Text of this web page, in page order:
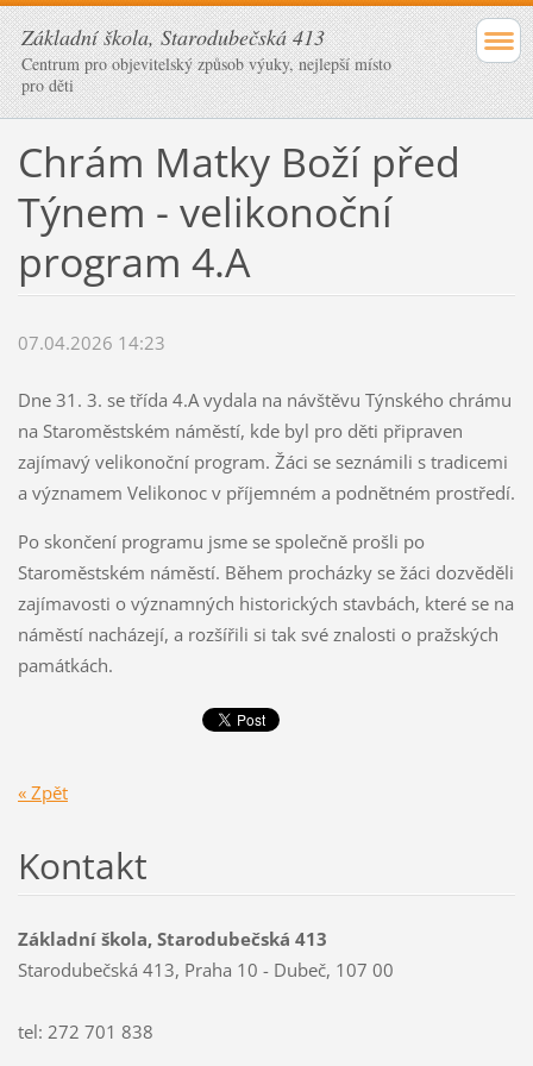
Základní škola, Starodubečská 413
Centrum pro objevitelský způsob výuky, nejlepší místo
pro děti
Chrám Matky Boží před
Týnem - velikonoční
program 4.A
07.04.2026 14:23
Dne 31. 3. se třída 4.A vydala na návštěvu Týnského chrámu
na Staroměstském náměstí, kde byl pro děti připraven
zajímavý velikonoční program. Žáci se seznámili s tradicemi
a významem Velikonoc v příjemném a podnětném prostředí.
Po skončení programu jsme se společně prošli po
Staroměstském náměstí. Během procházky se žáci dozvěděli
zajímavosti o významných historických stavbách, které se na
náměstí nacházejí, a rozšířili si tak své znalosti o pražských
památkách.
« Zpět
Kontakt
Základní škola, Starodubečská 413
Starodubečská 413, Praha 10 - Dubeč, 107 00
tel: 272 701 838